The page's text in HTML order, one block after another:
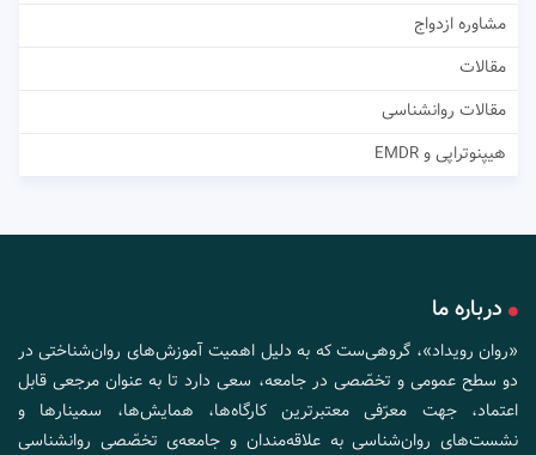
مشاوره ازدواج
مقالات
مقالات روانشناسی
هیپنوتراپی و EMDR
درباره ما
«روان رویداد»، گروهی‌ست که به دلیل اهمیت آموزش‌های روان‌شناختی در
دو سطح عمومی و تخصّصی در جامعه، سعی دارد تا به عنوان مرجعی قابل
اعتماد، جهت معرّفی معتبرترین کارگاه‌ها، همایش‌ها، سمینارها و
نشست‌های روان‌شناسی به علاقه‌مندان و جامعه‌ی تخصّصی روانشناسی